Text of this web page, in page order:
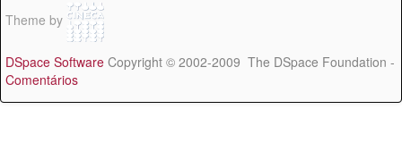
Theme by
DSpace Software Copyright © 2002-2009 The DSpace Foundation -
Comentários